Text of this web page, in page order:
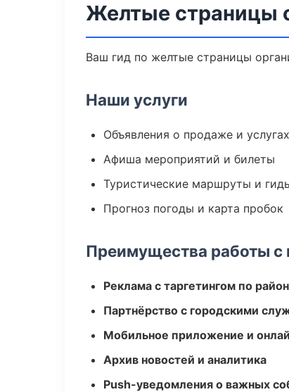
Желтые страницы
Ваш гид по желтые страницы
Наши услуги
Объявления о продаже и услугах
Афиша мероприятий и билеты
Туристические маршруты и
Прогноз погоды и карта пробок
Преимущества работы с
Реклама с таргетингом по
Партнёрство с городскими
Мобильное приложение и
Архив новостей и аналитика
Push-уведомления о важных